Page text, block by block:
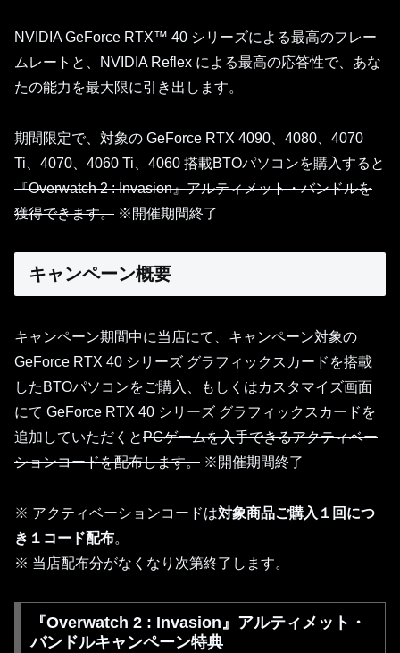
NVIDIA GeForce RTX™ 40 シリーズによる最高のフレー
ムレートと、NVIDIA Reflex による最高の応答性で、あな
たの能力を最大限に引き出します。
期間限定で、対象の GeForce RTX 4090、4080、4070
Ti、4070、4060 Ti、4060 搭載BTOパソコンを購入すると
『Overwatch 2 : Invasion』アルティメット・バンドルを
獲得できます。 ※開催期間終了
キャンペーン概要
キャンペーン期間中に当店にて、キャンペーン対象の
GeForce RTX 40 シリーズ グラフィックスカードを搭載
したBTOパソコンをご購入、もしくはカスタマイズ画面
にて GeForce RTX 40 シリーズ グラフィックスカードを
追加していただくとPCゲームを入手できるアクティベー
ションコードを配布します。 ※開催期間終了
※ アクティベーションコードは対象商品ご購入１回につ
き １ コード配布。
※ 当店配布分がなくなり次第終了します。
『Overwatch 2 : Invasion』アルティメット・
バンドルキャンペーン特典